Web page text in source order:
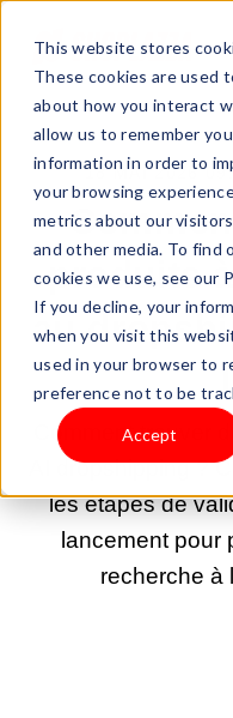
This website stores
These cookies are used
about how you interact
allow us to remember
information in order to
your browsing
metrics about our
and other media. To find
cookies we use, see our
If you decline, your
when you visit this
used in your browser to
preference not to be
Accept
18 MAI 2026
produits
au
Comment trouver
AI dropshipping ?
les étapes de
lancement pour
recherche à